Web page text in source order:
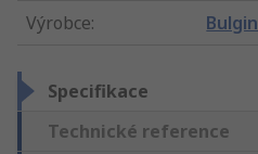
Výrobce: Bulgin
Specifikace
Technické reference